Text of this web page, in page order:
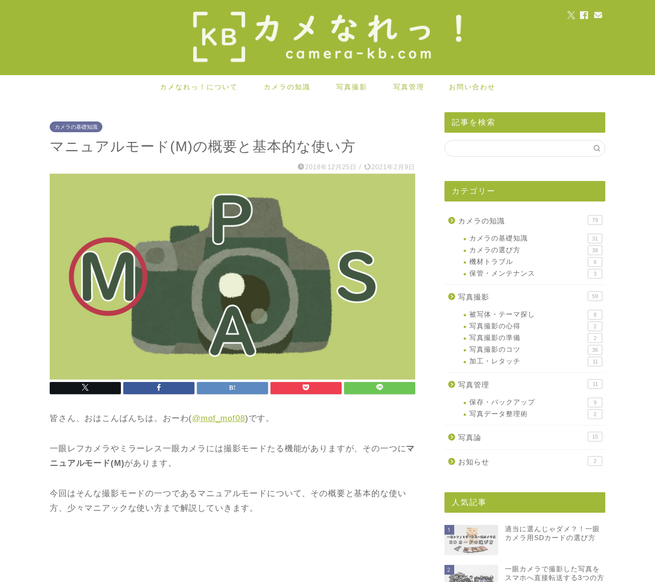
カメなれっ！について カメラの知識 写真撮影 写真管理 お問い合わせ
カメラの基礎知識
マニュアルモード(M)の概要と基本的な使い方
2018年12月25日 / 2021年2月9日
皆さん、おはこんばんちは。おーわ(@mof_mof08)です。
一眼レフカメラやミラーレス一眼カメラには撮影モードたる機能がありますが、その一つにマ
ニュアルモード(M)があります。
今回はそんな撮影モードの一つであるマニュアルモードについて、その概要と基本的な使い
方、少々マニアックな使い方まで解説していきます。
記事を検索
カテゴリー
カメラの知識 79
カメラの基礎知識 31
カメラの選び方 38
機材トラブル 6
保管・メンテナンス 3
写真撮影 59
被写体・テーマ探し 8
写真撮影の心得 2
写真撮影の準備 2
写真撮影のコツ 36
加工・レタッチ 11
写真管理 11
保存・バックアップ 9
写真データ整理術 2
写真論 15
お知らせ 2
人気記事
1
適当に選んじゃダメ？！一眼
カメラ用SDカードの選び方
2
一眼カメラで撮影した写真を
スマホへ直接転送する3つの方